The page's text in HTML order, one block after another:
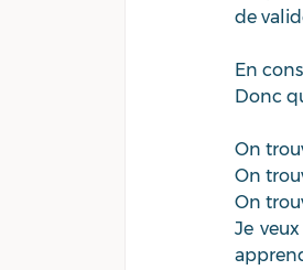
de
En
Donc
On
On
On
Je